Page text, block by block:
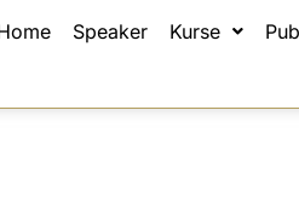
Speaker Kurse